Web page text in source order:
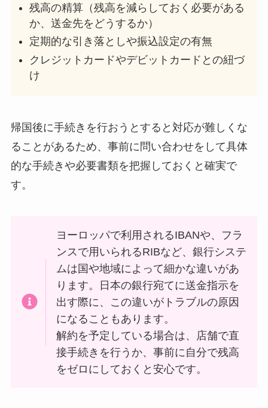
残高の精算（残高を減らしておく必要がある
か、送金先をどうするか）
定期的な引き落としや振込設定の有無
クレジットカードやデビットカードとの紐づ
け
帰国後に手続きを行おうとすると対応が難しくな
ることがあるため、事前に問い合わせをして具体
的な手続きや必要書類を把握しておくと確実で
す。
ヨーロッパで利用されるIBANや、フラ
ンスで用いられるRIBなど、銀行システ
ムは国や地域によって細かな違いがあ
ります。日本の銀行宛てに送金指示を
出す際に、この違いがトラブルの原因
になることもあります。
解約を予定している場合は、店舗で直
接手続きを行うか、事前に自分で残高
をゼロにしておくと安心です。